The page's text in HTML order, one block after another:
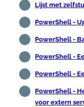
Lijst met
PowerShell -
PowerShell -
PowerShell -
PowerShell -
PowerShell -
voor extern